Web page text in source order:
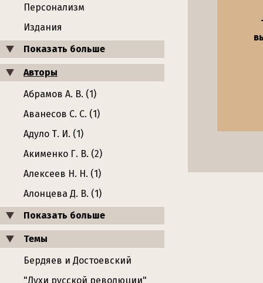
Персонализм
Издания
Показать больше
Авторы
Абрамов А. В. (1)
Аванесов С. С. (1)
Адуло Т. И. (1)
Акименко Г. В. (2)
Алексеев Н. Н. (1)
Алонцева Д. В. (1)
Показать больше
Темы
Бердяев и Достоевский
"Духи русской революции"